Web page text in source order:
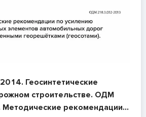
Геосинтетические
строительстве. ОДМ
рекомендации